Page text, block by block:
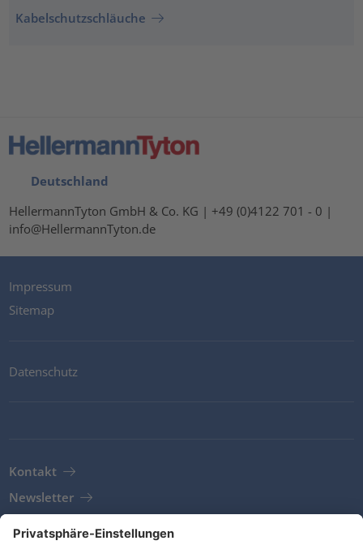
Kabelschutzschläuche
Deutschland
HellermannTyton GmbH & Co. KG | +49 (0)4122 701 - 0 |
info@HellermannTyton.de
Impressum
Sitemap
Datenschutz
Kontakt
Newsletter